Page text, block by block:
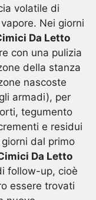
volatile di
Nei giorni
Da Letto
con una pulizia
della stanza
nascoste
armadi), per
tegumento
e residui
dal primo
Da Letto
follow-up, cioè
essere trovati